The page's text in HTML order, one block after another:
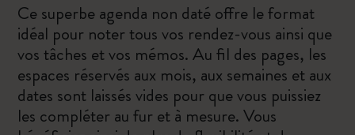
Ce superbe agenda non daté offre le format
idéal pour noter tous vos rendez-vous ainsi que
vos tâches et vos mémos. Au fil des pages, les
espaces réservés aux mois, aux semaines et aux
dates sont laissés vides pour que vous puissiez
les compléter au fur et à mesure. Vous